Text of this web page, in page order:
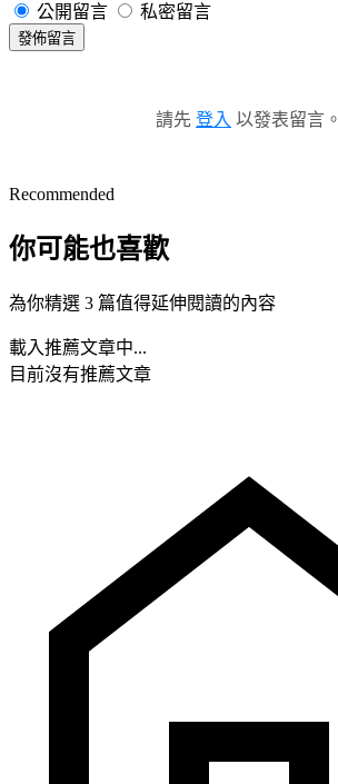
公開留言 私密留言
發佈留言
請先 登入 以發表留言。
Recommended
你可能也喜歡
為你精選 3 篇值得延伸閱讀的內容
載入推薦文章中...
目前沒有推薦文章